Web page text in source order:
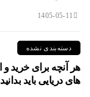
1405-05-11
دسته‌بندی نشده
های دریایی باید بدانید